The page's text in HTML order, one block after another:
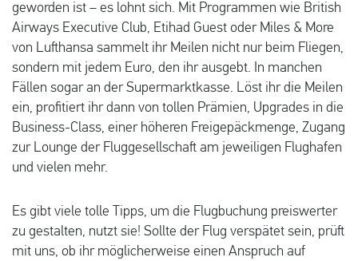
geworden ist – es lohnt sich. Mit Programmen wie British
Airways Executive Club, Etihad Guest oder Miles & More
von Lufthansa sammelt ihr Meilen nicht nur beim Fliegen,
sondern mit jedem Euro, den ihr ausgebt. In manchen
Fällen sogar an der Supermarktkasse. Löst ihr die Meilen
ein, profitiert ihr dann von tollen Prämien, Upgrades in die
Business-Class, einer höheren Freigepäckmenge, Zugang
zur Lounge der Fluggesellschaft am jeweiligen Flughafen
und vielen mehr.
Es gibt viele tolle Tipps, um die Flugbuchung preiswerter
zu gestalten, nutzt sie! Sollte der Flug verspätet sein, prüft
mit uns, ob ihr möglicherweise einen Anspruch auf